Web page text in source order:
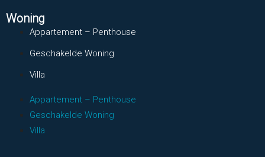
Woning
Appartement – Penthouse
Geschakelde Woning
Villa
Appartement – Penthouse
Geschakelde Woning
Villa